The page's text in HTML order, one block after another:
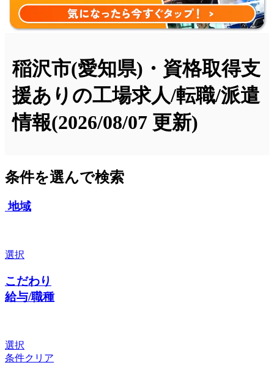
稲沢市(愛知県)・資格取得支
援ありの工場求人/転職/派遣
情報(2026/08/07 更新)
条件を選んで検索
地域
選択
こだわり
給与/職種
選択
条件クリア